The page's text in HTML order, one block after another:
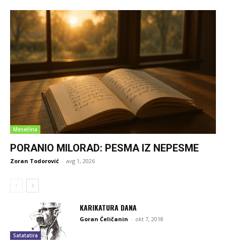
Mesečina
PORANIO MILORAD: PESMA IZ NEPESME
Zoran Todorović - avg 1, 2026
Satatatira
KARIKATURA DANA
Goran Ćeličanin - okt 7, 2018